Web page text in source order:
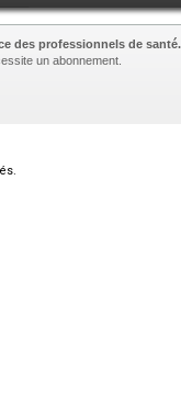
des professionnels de santé.
un abonnement.